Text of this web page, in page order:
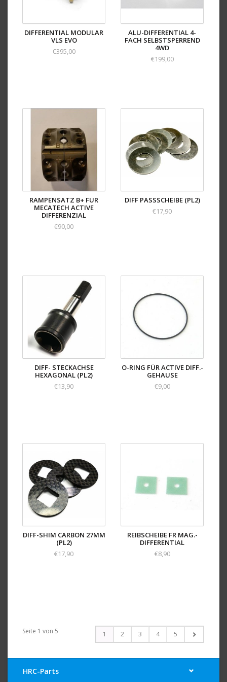
DIFFERENTIAL MODULAR
VLS EVO
€395,00
ALU-DIFFERENTIAL 4-
FACH SELBSTSPERREND
4WD
€199,00
RAMPENSATZ B+ FUR
MECATECH ACTIVE
DIFFERENZIAL
€90,00
DIFF PASSSCHEIBE (PL2)
€17,90
DIFF- STECKACHSE
HEXAGONAL (PL2)
€13,90
O-RING FÜR ACTIVE DIFF.-
GEHAUSE
€9,00
DIFF-SHIM CARBON 27MM
(PL2)
€17,90
REIBSCHEIBE FR MAG.-
DIFFERENTIAL
€8,90
Seite 1 von 5 1 2 3 4 5
HRC-Parts